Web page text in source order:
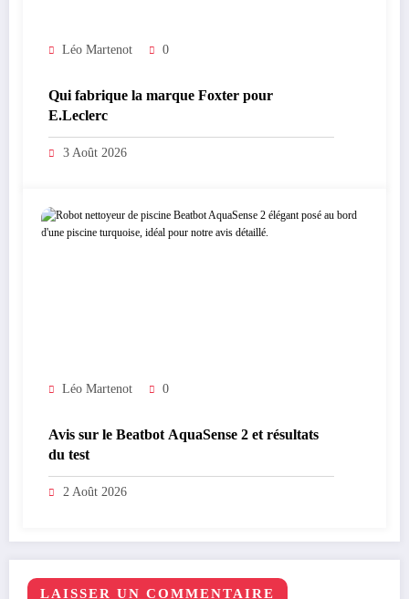
Léo Martenot 0
Qui fabrique la marque Foxter pour
E.Leclerc
3 Août 2026
Léo Martenot 0
Avis sur le Beatbot AquaSense 2 et résultats
du test
2 Août 2026
LAISSER UN COMMENTAIRE